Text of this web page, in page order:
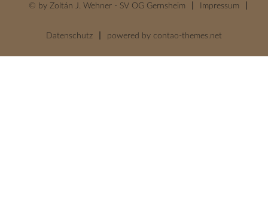
© by Zoltán J. Wehner - SV OG Gernsheim Impressum
Datenschutz powered by contao-themes.net